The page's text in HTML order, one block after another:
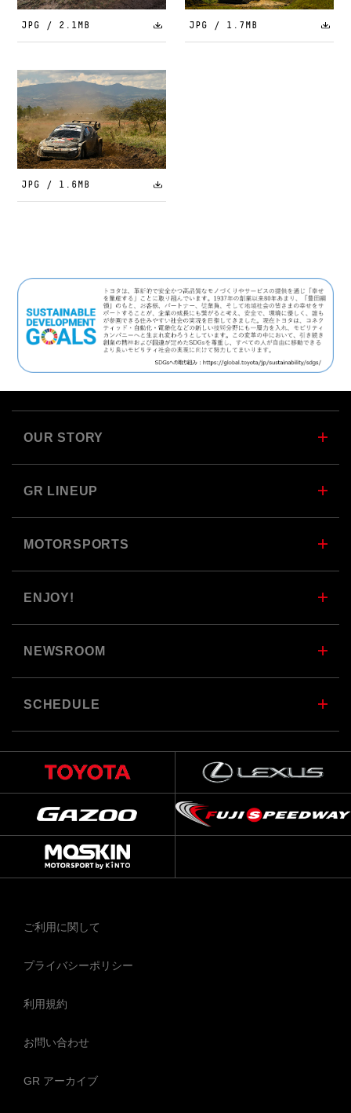
JPG / 2.1MB JPG / 1.7MB
JPG / 1.6MB
OUR STORY
GR LINEUP
MOTORSPORTS
ENJOY!
NEWSROOM
SCHEDULE
ご利用に関して
プライバシーポリシー
利用規約
お問い合わせ
GR アーカイブ